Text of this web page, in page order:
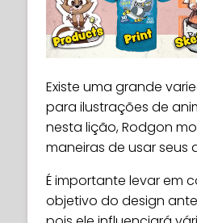
Existe uma grande
para ilustrações de
nesta lição, Rodgon
maneiras de usar seus
É importante levar em
objetivo do design